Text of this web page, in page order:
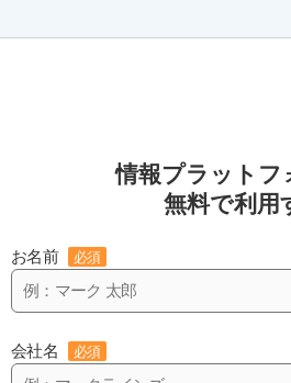
情報プラットフ
無料で利用
お名前 必須
会社名 必須